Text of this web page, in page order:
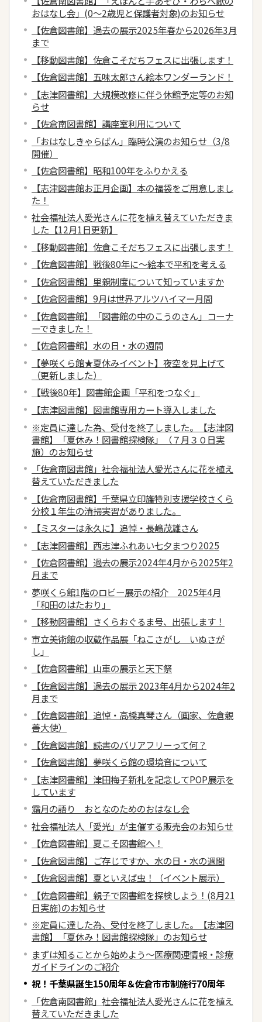
おはなし会」(0～2歳児と保護者対象)のお知らせ
【佐倉図書館】過去の展示2025年春から2026年3月
まで
【移動図書館】佐倉こそだちフェスに出張します！
【佐倉図書館】五味太郎さん絵本ワンダーランド！
【志津図書館】大規模改修に伴う休館予定等のお知
らせ
【佐倉南図書館】講座室利用について
「おはなしきゃらばん」臨時公演のお知らせ（3/8
開催）
【佐倉図書館】昭和100年をふりかえる
【志津図書館お正月企画】本の福袋をご用意しまし
た！
社会福祉法人愛光さんに花を植え替えていただきま
した【12月1日更新】
【移動図書館】佐倉こそだちフェスに出張します！
【佐倉図書館】戦後80年に～絵本で平和を考える
【佐倉図書館】里親制度について知っていますか
【佐倉図書館】9月は世界アルツハイマー月間
【佐倉図書館】「図書館の中のこうのさん」コーナ
ーできました！
【佐倉図書館】水の日・水の週間
【夢咲くら館★夏休みイベント】夜空を見上げて
（更新しました）
【戦後80年】図書館企画「平和をつなぐ」
【志津図書館】図書館専用カート導入しました
※定員に達した為、受付を終了しました。【志津図
書館】「夏休み！図書館探検隊」（７月３０日実
施）のお知らせ
「佐倉南図書館」社会福祉法人愛光さんに花を植え
替えていただきました
【佐倉南図書館】千葉県立印旛特別支援学校さくら
分校１年生の清掃実習がありました。
【ミスターは永久に】追悼・長嶋茂雄さん
【志津図書館】西志津ふれあい七夕まつり2025
【佐倉図書館】過去の展示2024年4月から2025年2
月まで
夢咲くら館1階のロビー展示の紹介 2025年4月
「和田のはたおり」
【移動図書館】さくらおぐるま号、出張します！
市立美術館の収蔵作品展「ねこさがし いぬさが
し」
【佐倉図書館】山車の展示と天下祭
【佐倉図書館】過去の展示 2023年4月から2024年2
月まで
【佐倉図書館】追悼・高橋真琴さん（画家、佐倉親
善大使）
【佐倉図書館】読書のバリアフリーって何？
【佐倉図書館】夢咲くら館の環境音について
【志津図書館】津田梅子新札を記念してPOP展示を
しています
霜月の語り おとなのためのおはなし会
社会福祉法人「愛光」が主催する販売会のお知らせ
【佐倉図書館】夏こそ図書館へ！
【佐倉図書館】ご存じですか、水の日・水の週間
【佐倉図書館】夏といえば虫！（イベント展示）
【佐倉図書館】親子で図書館を探検しよう！(8月21
日実施)のお知らせ
※定員に達した為、受付を終了しました。【志津図
書館】「夏休み！図書館探検隊」のお知らせ
まずは知ることから始めよう～医療関連情報・診療
ガイドラインのご紹介
祝！千葉県誕生150周年＆佐倉市市制施行70周年
「佐倉南図書館」社会福祉法人愛光さんに花を植え
替えていただきました